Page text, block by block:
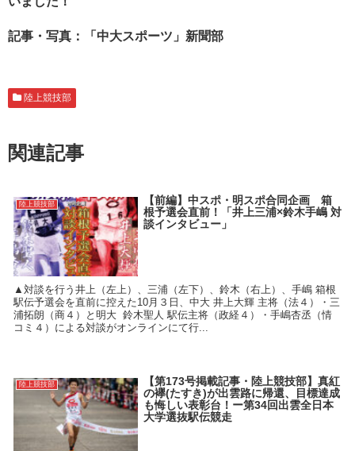
記事・写真：「中大スポーツ」新聞部
陸上競技部
関連記事
陸上競技部
【前編】中スポ・明スポ合同企画 箱
根予選会直前！「井上三浦×鈴木手嶋 対
談インタビュー」
▲対談を行う井上（左上）、三浦（左下）、鈴木（右上）、手嶋 箱根
駅伝予選会を直前に控えた10月３日、中大 井上大輝 主将（法４）・三
浦拓朗（商４）と明大 鈴木聖人 駅伝主将（政経４）・手嶋杏丞（情
コミ４）による対談がオンラインにて行...
陸上競技部
【第173号掲載記事・陸上競技部】真紅
の襷(たすき)が出雲路に帰還、目標達成
も悔しい表彰台！ー第34回出雲全日本
大学選抜駅伝競走